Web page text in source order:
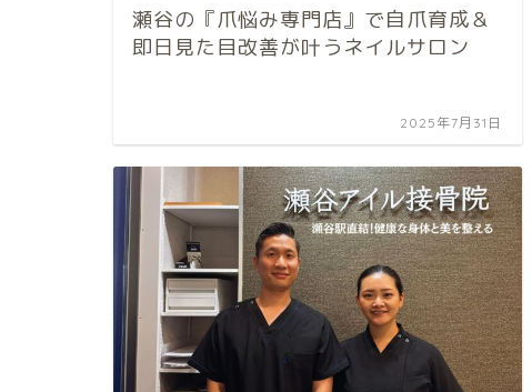
瀬谷の『爪悩み専門店』で自爪育成＆
即日見た目改善が叶うネイルサロン
2025年7月31日